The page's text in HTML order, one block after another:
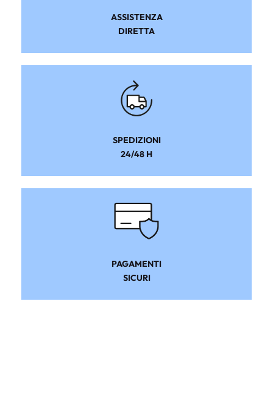
ASSISTENZA
DIRETTA
SPEDIZIONI
24/48 H
PAGAMENTI
SICURI